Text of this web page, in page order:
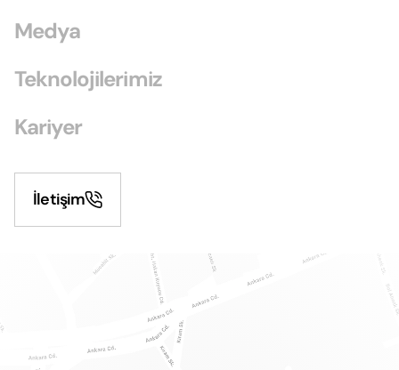
Medya
Teknolojilerimiz
Kariyer
İletişim